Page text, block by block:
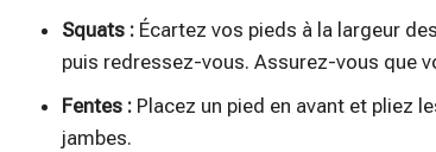
Squats : Écartez vos pieds à la largeur
puis redressez-vous. Assurez-vous que
Fentes : Placez un pied en avant et pliez
jambes.